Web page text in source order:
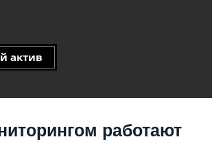
актив
работают